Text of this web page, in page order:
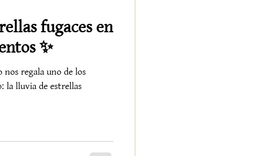
fugaces en
✨
nos regala uno de los
la lluvia de estrellas